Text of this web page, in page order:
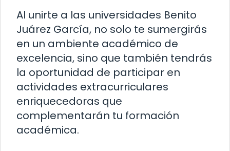
Al unirte a las universidades Benito
Juárez García, no solo te sumergirás
en un ambiente académico de
excelencia, sino que también tendrás
la oportunidad de participar en
actividades extracurriculares
enriquecedoras que
complementarán tu formación
académica.